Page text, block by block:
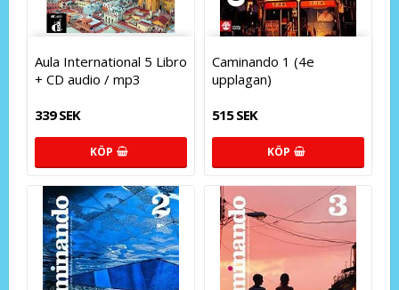
Aula International 5 Libro
+ CD audio / mp3
339 SEK
KÖP
Caminando 1 (4e
upplagan)
515 SEK
KÖP